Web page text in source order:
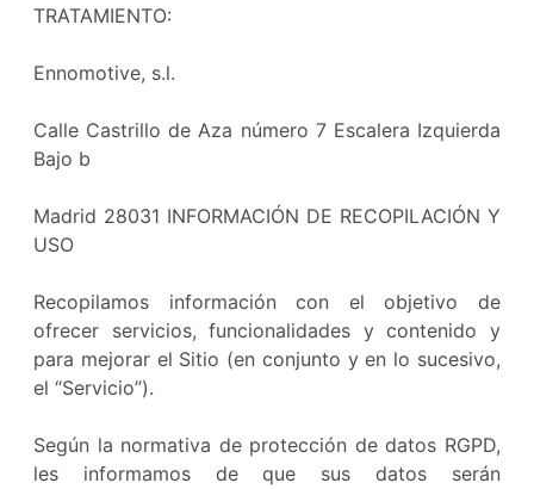
TRATAMIENTO:
Ennomotive, s.l.
Calle Castrillo de Aza número 7 Escalera Izquierda
Bajo b
Madrid 28031 INFORMACIÓN DE RECOPILACIÓN Y
USO
Recopilamos información con el objetivo de
ofrecer servicios, funcionalidades y contenido y
para mejorar el Sitio (en conjunto y en lo sucesivo,
el “Servicio”).
Según la normativa de protección de datos RGPD,
les informamos de que sus datos serán